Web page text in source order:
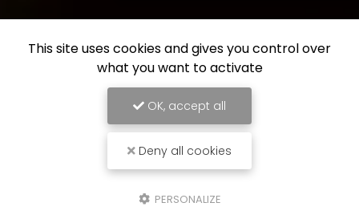
This site uses cookies and gives you control over
what you want to activate
OK, accept all
Deny all cookies
PERSONALIZE